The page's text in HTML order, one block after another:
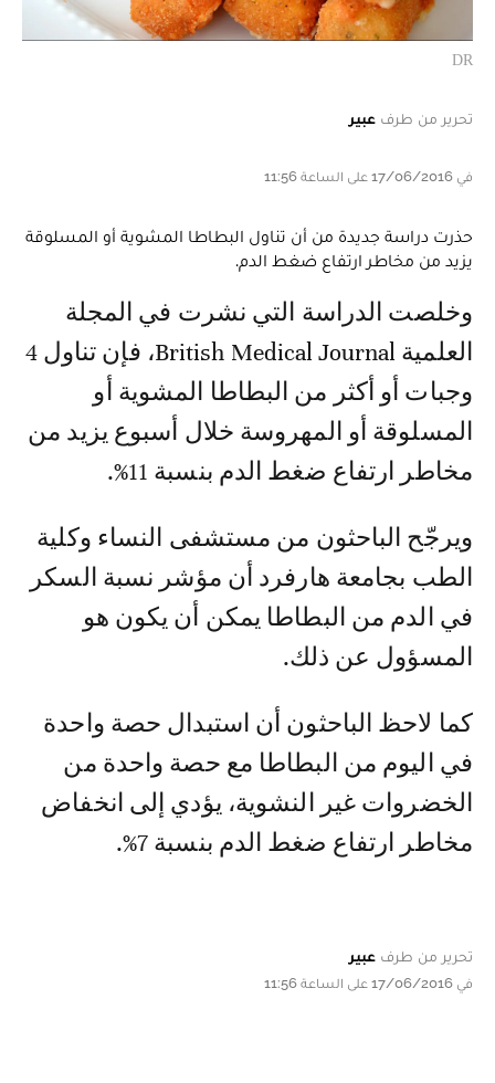
DR
تحرير من طرف عبير
في 17/06/2016 على الساعة 11:56
حذرت دراسة جديدة من أن تناول البطاطا المشوية أو المسلوقة
يزيد من مخاطر ارتفاع ضغط الدم.
وخلصت الدراسة التي نشرت في المجلة
العلمية British Medical Journal، فإن تناول 4
وجبات أو أكثر من البطاطا المشوية أو
المسلوقة أو المهروسة خلال أسبوع يزيد من
مخاطر ارتفاع ضغط الدم بنسبة 11%.
ويرجّح الباحثون من مستشفى النساء وكلية
الطب بجامعة هارفرد أن مؤشر نسبة السكر
في الدم من البطاطا يمكن أن يكون هو
المسؤول عن ذلك.
كما لاحظ الباحثون أن استبدال حصة واحدة
في اليوم من البطاطا مع حصة واحدة من
الخضروات غير النشوية، يؤدي إلى انخفاض
مخاطر ارتفاع ضغط الدم بنسبة 7%.
تحرير من طرف عبير
في 17/06/2016 على الساعة 11:56